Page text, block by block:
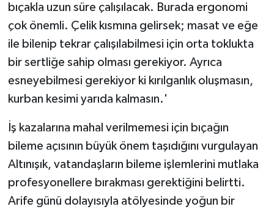
bıçakla uzun süre çalışılacak. Burada ergonomi
çok önemli. Çelik kısmına gelirsek; masat ve eğe
ile bilenip tekrar çalışılabilmesi için orta toklukta
bir sertliğe sahip olması gerekiyor. Ayrıca
esneyebilmesi gerekiyor ki kırılganlık oluşmasın,
kurban kesimi yarıda kalmasın.'
İş kazalarına mahal verilmemesi için bıçağın
bileme açısının büyük önem taşıdığını vurgulayan
Altınışık, vatandaşların bileme işlemlerini mutlaka
profesyonellere bırakması gerektiğini belirtti.
Arife günü dolayısıyla atölyesinde yoğun bir